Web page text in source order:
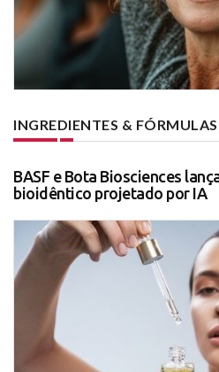
INGREDIENTES & FÓRMULAS
BASF e Bota Biosciences
bioidêntico projetado por IA